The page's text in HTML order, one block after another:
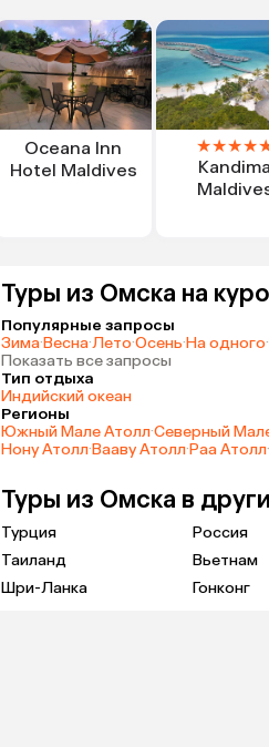
Oceana Inn
Hotel Maldives
★★★★
Kandima
Туры из Омска на
Популярные запросы
Зима·Весна·Лето·Осень·На одного·
Показать все запросы
Тип отдыха
Индийский океан
Регионы
Южный Мале Атолл·Северный
Нону Атолл·Вааву Атолл·Раа Атолл·
Туры из Омска в
Турция Россия
Таиланд
Вьетнам
Шри-Ланка
Гонконг